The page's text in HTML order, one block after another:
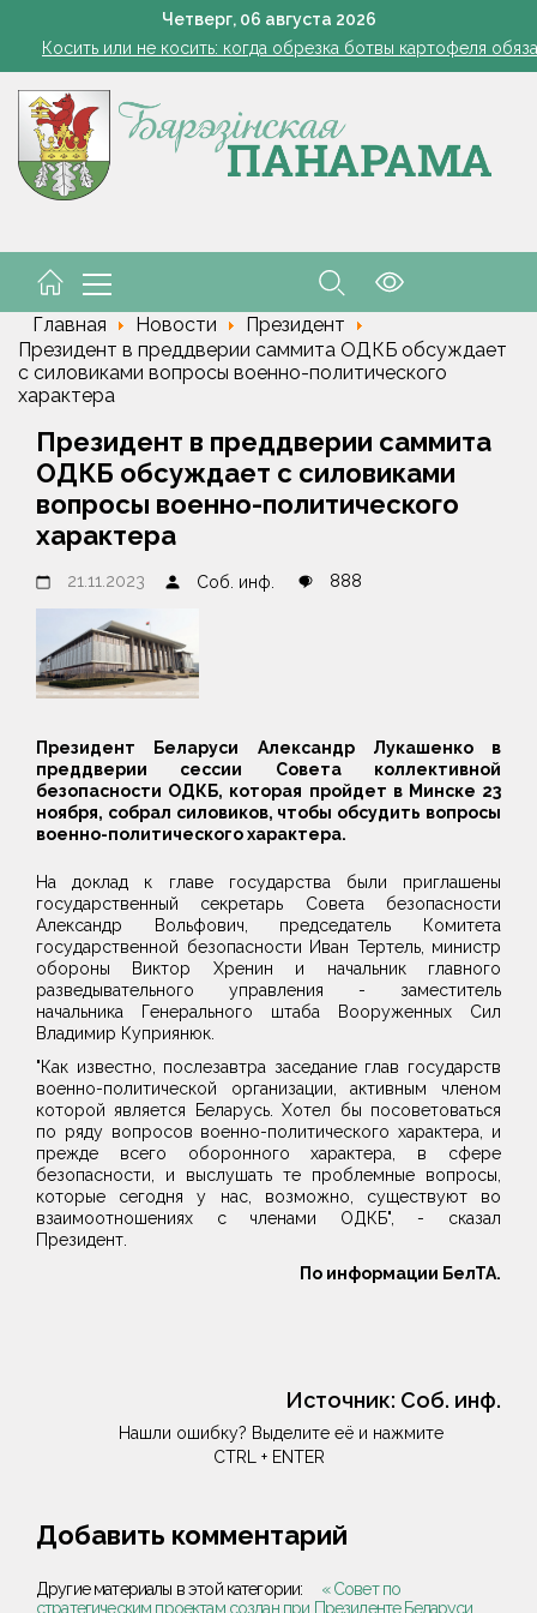
Четверг, 06 августа 2026
Семинар-совещание по охране труда профсоюза
Косить или не косить: когда обрезка ботвы картофеля
философию отношений с Алжиром и предложил ускорить
рабочем месте. Обязательные правила для работодателей
Семинар-совещание по охране труда профсоюза
философию отношений с Алжиром и предложил ускорить
Главная Новости
Президент
Президент в преддверии саммита ОДКБ обсуждает
с силовиками вопросы военно-политического
характера
Президент в преддверии саммита
ОДКБ обсуждает с силовиками
вопросы военно-политического
характера
21.11.2023 Соб. инф. 888
Президент Беларуси Александр Лукашенко в
преддверии сессии Совета коллективной
безопасности ОДКБ, которая пройдет в Минске 23
ноября, собрал силовиков, чтобы обсудить вопросы
военно-политического характера.
На доклад к главе государства были приглашены
государственный секретарь Совета безопасности
Александр Вольфович, председатель Комитета
государственной безопасности Иван Тертель, министр
обороны Виктор Хренин и начальник главного
разведывательного управления - заместитель
начальника Генерального штаба Вооруженных Сил
Владимир Куприянюк.
"Как известно, послезавтра заседание глав государств
военно-политической организации, активным членом
которой является Беларусь. Хотел бы посоветоваться
по ряду вопросов военно-политического характера, и
прежде всего оборонного характера, в сфере
безопасности, и выслушать те проблемные вопросы,
которые сегодня у нас, возможно, существуют во
взаимоотношениях с членами ОДКБ", - сказал
Президент.
По информации БелТА.
Источник: Соб. инф.
Нашли ошибку? Выделите её и нажмите
CTRL + ENTER
Добавить комментарий
Другие материалы в этой категории:
« Совет по
стратегическим проектам создан при Президенте Беларуси